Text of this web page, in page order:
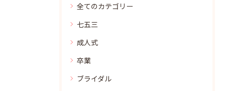
全てのカテゴリー
七五三
成人式
卒業
ブライダル